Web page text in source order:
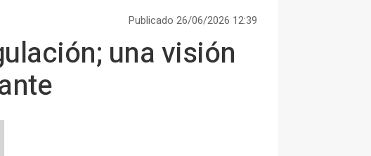
Publicado 26/06/2026 12:39
una visión